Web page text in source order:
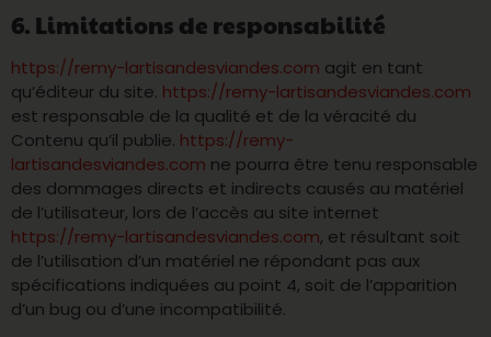
6. Limitations de responsabilité
https://remy-lartisandesviandes.com agit en tant
qu’éditeur du site. https://remy-lartisandesviandes.com
est responsable de la qualité et de la véracité du
Contenu qu’il publie. https://remy-
lartisandesviandes.com ne pourra être tenu responsable
des dommages directs et indirects causés au matériel
de l’utilisateur, lors de l’accès au site internet
https://remy-lartisandesviandes.com, et résultant soit
de l’utilisation d’un matériel ne répondant pas aux
spécifications indiquées au point 4, soit de l’apparition
d’un bug ou d’une incompatibilité.